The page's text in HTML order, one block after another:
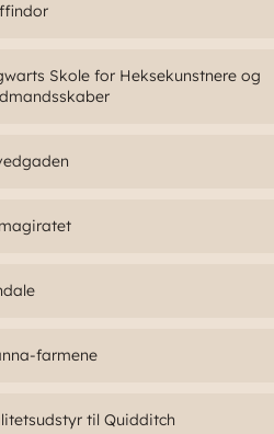
Skole for Heksekunstnere og
farmene
til Quidditch